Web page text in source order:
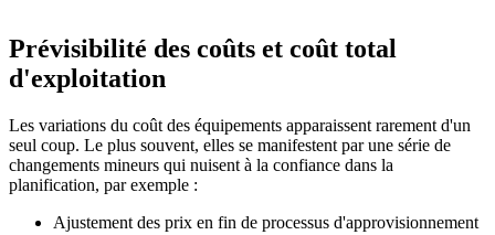
Prévisibilité des coûts et coût total
d'exploitation
Les variations du coût des équipements apparaissent rarement d'un
seul coup. Le plus souvent, elles se manifestent par une série de
changements mineurs qui nuisent à la confiance dans la
planification, par exemple :
Ajustement des prix en fin de processus d'approvisionnement